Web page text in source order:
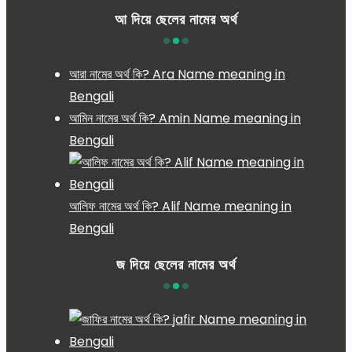
আ দিয়ে ছেলের নামের অর্থ
আরা নামের অর্থ কি? Ara Name meaning in
Bengali
আমিন নামের অর্থ কি? Amin Name meaning in
Bengali
আলিফ নামের অর্থ কি? Alif Name meaning in
Bengali
জ দিয়ে ছেলের নামের অর্থ